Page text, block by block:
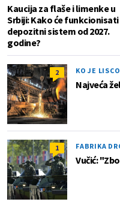
Kaucija za flaše i limenke u
Srbiji: Kako će funkcionisati
depozitni sistem od 2027.
godine?
2 KO JE
Najveća
1 FABRIKA
Vučić: